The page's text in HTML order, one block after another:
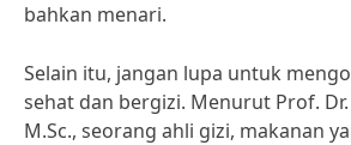
bahkan menari.
Selain itu, jangan lupa untuk
sehat dan bergizi. Menurut Prof.
M.Sc., seorang ahli gizi, makanan